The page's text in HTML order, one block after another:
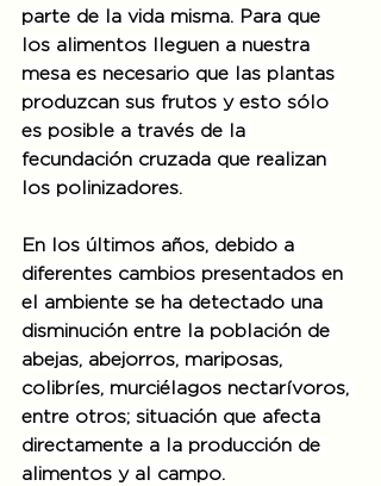
parte de la vida misma. Para que
los alimentos lleguen a nuestra
mesa es necesario que las plantas
produzcan sus frutos y esto sólo
es posible a través de la
fecundación cruzada que realizan
los polinizadores.
En los últimos años, debido a
diferentes cambios presentados en
el ambiente se ha detectado una
disminución entre la población de
abejas, abejorros, mariposas,
colibríes, murciélagos nectarívoros,
entre otros; situación que afecta
directamente a la producción de
alimentos y al campo.